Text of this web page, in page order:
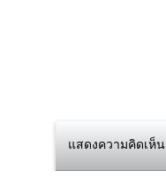
แสดงความคิดเห็น